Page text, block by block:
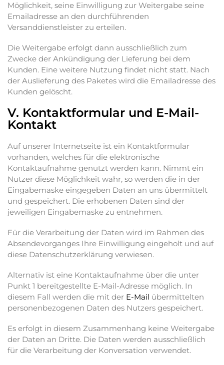
Möglichkeit, seine Einwilligung zur Weitergabe seine
Emailadresse an den durchführenden
Versanddienstleister zu erteilen.
Die Weitergabe erfolgt dann ausschließlich zum
Zwecke der Ankündigung der Lieferung bei dem
Kunden. Eine weitere Nutzung findet nicht statt. Nach
der Auslieferung des Paketes wird die Emailadresse des
Kunden gelöscht.
V. Kontaktformular und E-Mail-
Kontakt
Auf unserer Internetseite ist ein Kontaktformular
vorhanden, welches für die elektronische
Kontaktaufnahme genutzt werden kann. Nimmt ein
Nutzer diese Möglichkeit wahr, so werden die in der
Eingabemaske eingegeben Daten an uns übermittelt
und gespeichert. Die erhobenen Daten sind der
jeweiligen Eingabemaske zu entnehmen.
Für die Verarbeitung der Daten wird im Rahmen des
Absendevorganges Ihre Einwilligung eingeholt und auf
diese Datenschutzerklärung verwiesen.
Alternativ ist eine Kontaktaufnahme über die unter
Punkt 1 bereitgestellte E-Mail-Adresse möglich. In
diesem Fall werden die mit der E-Mail übermittelten
personenbezogenen Daten des Nutzers gespeichert.
Es erfolgt in diesem Zusammenhang keine Weitergabe
der Daten an Dritte. Die Daten werden ausschließlich
für die Verarbeitung der Konversation verwendet.